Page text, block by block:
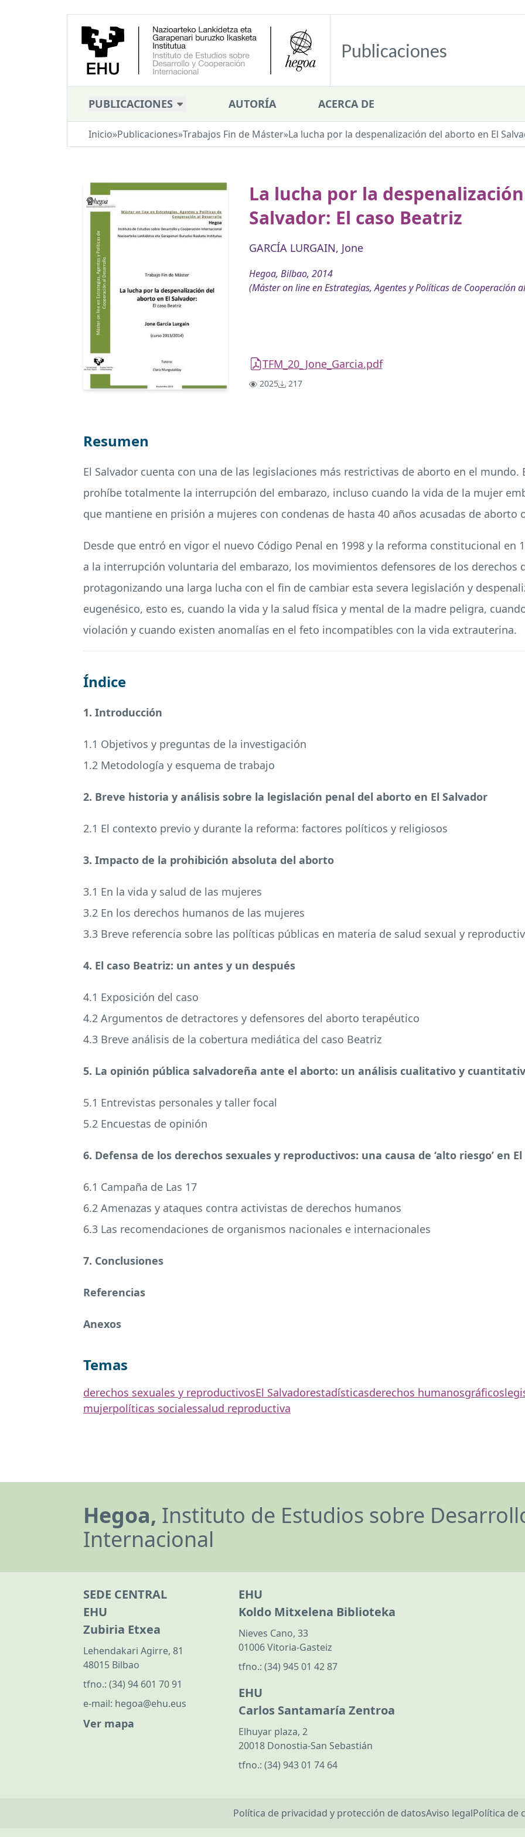
Publicaciones
PUBLICACIONES AUTORÍA ACERCA DE
Inicio»Publicaciones»Trabajos Fin de Máster»La lucha por la despenalización del aborto en El
La lucha por la
Salvador: El caso Beatriz
GARCÍA LURGAIN, Jone
Hegoa, Bilbao, 2014
(Máster on line en Estrategias, Agentes y Políticas de Cooperación
TFM_20_Jone_Garcia.pdf
2025 217
Resumen
El Salvador cuenta con una de las legislaciones más restrictivas de aborto en el mundo.
prohíbe totalmente la interrupción del embarazo, incluso cuando la vida de la mujer
que mantiene en prisión a mujeres con condenas de hasta 40 años acusadas de aborto
Desde que entró en vigor el nuevo Código Penal en 1998 y la reforma constitucional en
a la interrupción voluntaria del embarazo, los movimientos defensores de los derechos
protagonizando una larga lucha con el fin de cambiar esta severa legislación y
eugenésico, esto es, cuando la vida y la salud física y mental de la madre peligra,
violación y cuando existen anomalías en el feto incompatibles con la vida extrauterina.
Índice
1. Introducción
1.1 Objetivos y preguntas de la investigación
1.2 Metodología y esquema de trabajo
2. Breve historia y análisis sobre la legislación penal del aborto en El Salvador
2.1 El contexto previo y durante la reforma: factores políticos y religiosos
3. Impacto de la prohibición absoluta del aborto
3.1 En la vida y salud de las mujeres
3.2 En los derechos humanos de las mujeres
3.3 Breve referencia sobre las políticas públicas en materia de salud sexual y
4. El caso Beatriz: un antes y un después
4.1 Exposición del caso
4.2 Argumentos de detractores y defensores del aborto terapéutico
4.3 Breve análisis de la cobertura mediática del caso Beatriz
5. La opinión pública salvadoreña ante el aborto: un análisis cualitativo y
5.1 Entrevistas personales y taller focal
5.2 Encuestas de opinión
6. Defensa de los derechos sexuales y reproductivos: una causa de ‘alto riesgo’ en
6.1 Campaña de Las 17
6.2 Amenazas y ataques contra activistas de derechos humanos
6.3 Las recomendaciones de organismos nacionales e internacionales
7. Conclusiones
Referencias
Anexos
Temas
derechos sexuales y reproductivosEl Salvadorestadísticasderechos humanosgráficos
mujerpolíticas socialessalud reproductiva
Hegoa, Instituto de Estudios sobre
Internacional
SEDE CENTRAL
EHU
Zubiria Etxea
Lehendakari Agirre, 81
48015 Bilbao
tfno.: (34) 94 601 70 91
e-mail: hegoa@ehu.eus
Ver mapa
EHU
Koldo Mitxelena Biblioteka
Nieves Cano, 33
01006 Vitoria-Gasteiz
tfno.: (34) 945 01 42 87
EHU
Carlos Santamaría Zentroa
Elhuyar plaza, 2
20018 Donostia-San Sebastián
tfno.: (34) 943 01 74 64
Política de privacidad y protección de datosAviso legalPolítica de